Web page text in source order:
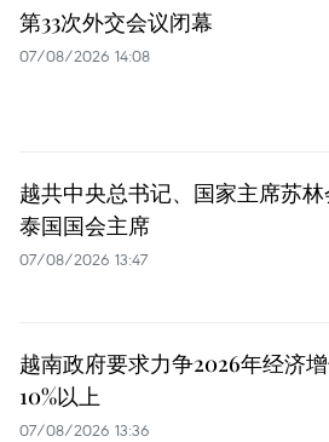
第33次外交会议闭幕
07/08/2026 14:08
越共中央总书记、国家主席苏
泰国国会主席
07/08/2026 13:47
越南政府要求力争2026年经济
10%以上
07/08/2026 13:36